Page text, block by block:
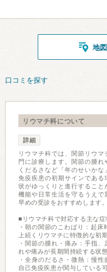
地
口コミを探す
リウマチ科について
詳細
リウマチ科では、関節リウ
門に診療します。関節の腫れ
くだるさなど「年のせいか
免疫疾患の初期サインである
状がゆっくりと進行すること
機能や日常生活を守るうえで
早めの受診をおすすめします。
■リウマチ科で対応する主な症
・朝の関節のこわばり：起
上続くリウマチに特徴的な初
・関節の腫れ・痛み：手指
れや痛みが長期間持続する状
・全身のだるさ・微熱：慢
自己免疫疾患が関与している